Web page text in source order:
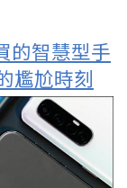
的智慧型手
尷尬時刻